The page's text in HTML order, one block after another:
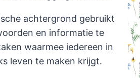
achtergrond gebruikt
en informatie te
waarmee iedereen in
leven te maken krijgt.